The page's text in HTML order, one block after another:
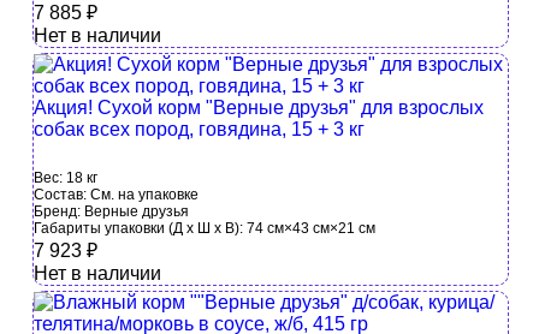
7 885₽
Нет в наличии
Акция! Сухой корм "Верные друзья" для взрослых
собак всех пород, говядина, 15 + 3 кг
Вес: 18 кг
Состав:См. на упаковке
Бренд: Верные друзья
Габариты упаковки (Д х Ш х В):74 см×43 см×21 см
7 923₽
Нет в наличии